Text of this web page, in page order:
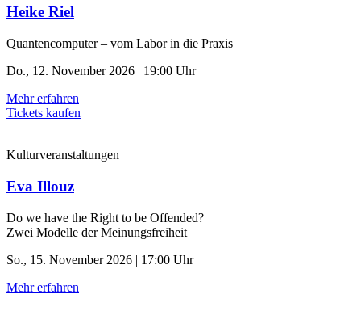
Heike Riel
Quantencomputer – vom Labor in die Praxis
Do., 12. November 2026 | 19:00 Uhr
Mehr erfahren
Tickets kaufen
Kulturveranstaltungen
Eva Illouz
Do we have the Right to be Offended?
Zwei Modelle der Meinungsfreiheit
So., 15. November 2026 | 17:00 Uhr
Mehr erfahren